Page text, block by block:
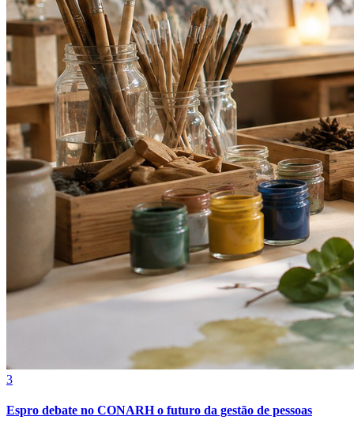
3
Espro debate no CONARH o futuro da gestão de pessoas